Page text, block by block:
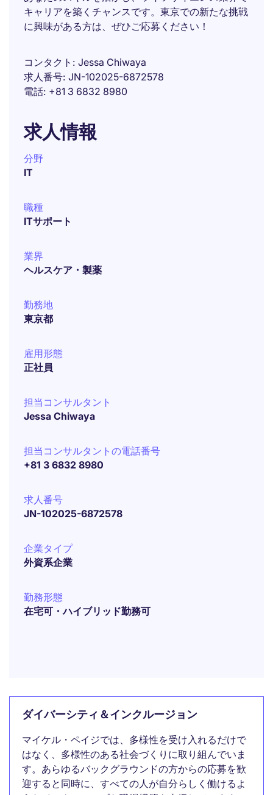
キャリアを築くチャンスです。東京での新たな挑戦
に興味がある方は、ぜひご応募ください！
コンタクト
Jessa Chiwaya
求人番号 JN-102025-6872578
電話 +81 3 6832 8980
求人情報
分野
IT
職種
ITサポート
業界
ヘルスケア・製薬
勤務地
東京都
雇用形態
正社員
担当コンサルタント
Jessa Chiwaya
担当コンサルタントの電話番号
+81 3 6832 8980
求人番号
JN-102025-6872578
企業タイプ
外資系企業
勤務形態
在宅可・ハイブリッド勤務可
ダイバーシティ＆インクルージョン
マイケル・ペイジでは、多様性を受け入れるだけで
はなく、多様性のある社会づくりに取り組んでいま
す。あらゆるバックグラウンドの方からの応募を歓
迎すると同時に、すべての人が自分らしく働けるよ